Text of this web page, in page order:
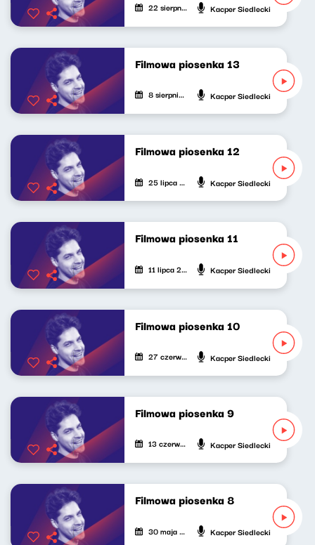
22 sierpnia 2022 Kacper Siedlecki
Filmowa piosenka 13
8 sierpnia 2022 Kacper Siedlecki
Filmowa piosenka 12
25 lipca 2022 Kacper Siedlecki
Filmowa piosenka 11
11 lipca 2022 Kacper Siedlecki
Filmowa piosenka 10
27 czerwca 2022 Kacper Siedlecki
Filmowa piosenka 9
13 czerwca 2022 Kacper Siedlecki
Filmowa piosenka 8
30 maja 2022 Kacper Siedlecki